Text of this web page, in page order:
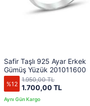
Safir Taşlı 925 Ayar Erkek
Gümüş Yüzük 201011600
%12 1.700,00 TL
1.950,00 TL